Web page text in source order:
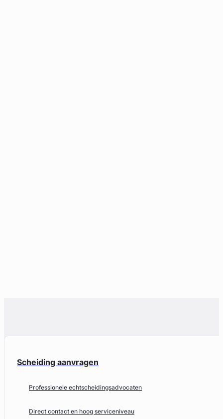
Scheiding aanvragen
Professionele echtscheidingsadvocaten
Direct contact en hoog serviceniveau